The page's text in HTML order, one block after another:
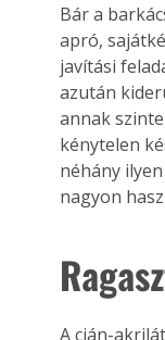
Bár a
apró,
javítási
azután
annak
kénytelen
néhány
nagyon
A cián-